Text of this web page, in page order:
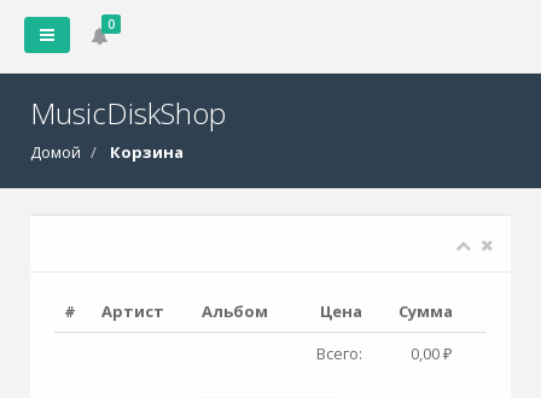
0
MusicDiskShop
Домой Корзина
# Артист Альбом Цена
Сумма
Всего:
0,00 ₽